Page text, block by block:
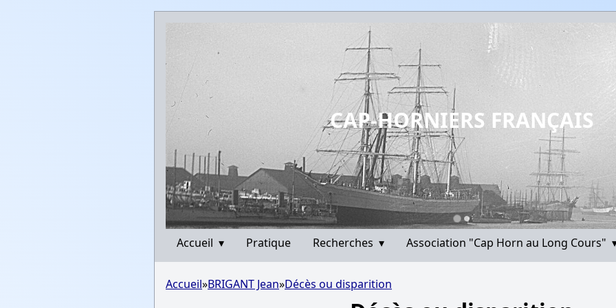
CAP-HORNIERS FRANÇAIS
Accueil ▾ Pratique Recherches ▾ Association "Cap Horn au Long Cours"
Accueil»BRIGANT Jean»Décès ou disparition